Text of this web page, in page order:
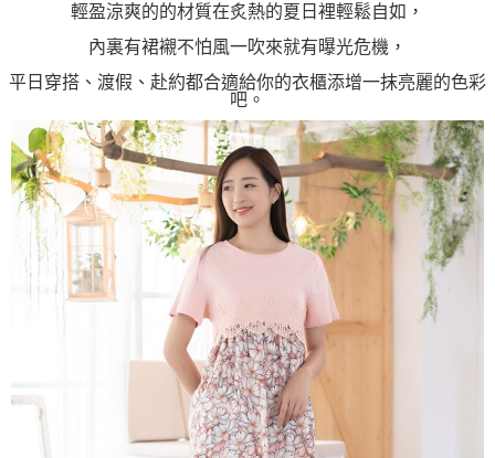
輕盈涼爽的的材質在炙熱的夏日裡輕鬆自如，
內裏有裙襯不怕風一吹來就有曝光危機，
平日穿搭、渡假、赴約都合適給你的衣櫃添增一抹亮麗的色彩
吧。